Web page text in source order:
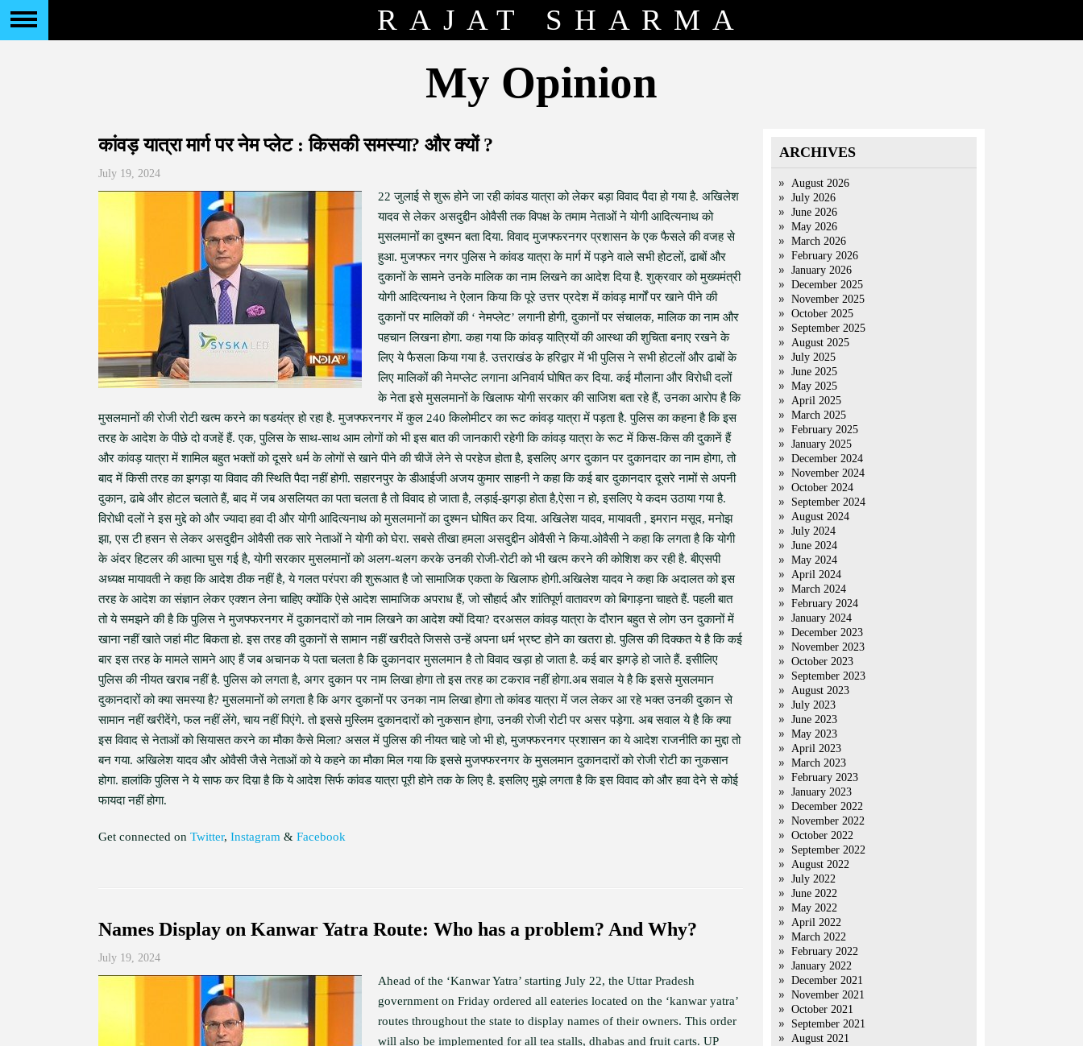
RAJAT SHARMA
My Opinion
कांवड़ यात्रा मार्ग पर नेम प्लेट : किसकी समस्या? और क्यों ?
July 19, 2024
22 जुलाई से शुरू होने जा रही कांवड यात्रा को लेकर बड़ा विवाद पैदा हो गया है. अखिलेश
यादव से लेकर असदुद्दीन ओवैसी तक विपक्ष के तमाम नेताओं ने योगी आदित्यनाथ को
मुसलमानों का दुश्मन बता दिया. विवाद मुजफ्फरनगर प्रशासन के एक फैसले की वजह से
हुआ. मुजफ्फर नगर पुलिस ने कांवड यात्रा के मार्ग में पड़ने वाले सभी होटलों, ढाबों और
दुकानों के सामने उनके मालिक का नाम लिखने का आदेश दिया है. शुक्रवार को मुख्यमंत्री
योगी आदित्यनाथ ने ऐलान किया कि पूरे उत्तर प्रदेश में कांवड़ मार्गों पर खाने पीने की
दुकानों पर मालिकों की ‘ नेमप्लेट’ लगानी होगी, दुकानों पर संचालक, मालिक का नाम और
पहचान लिखना होगा. कहा गया कि कांवड़ यात्रियों की आस्था की शुचिता बनाए रखने के
लिए ये फैसला किया गया है. उत्तराखंड के हरिद्वार में भी पुलिस ने सभी होटलों और ढाबों के
लिए मालिकों की नेमप्लेट लगाना अनिवार्य घोषित कर दिया. कई मौलाना और विरोधी दलों
के नेता इसे मुसलमानों के खिलाफ योगी सरकार की साजिश बता रहे हैं, उनका आरोप है कि
मुसलमानों की रोजी रोटी खत्म करने का षडयंत्र हो रहा है. मुजफ्फरनगर में कुल 240 किलोमीटर का रूट कांवड़ यात्रा में पड़ता है. पुलिस का कहना है कि इस
तरह के आदेश के पीछे दो वजहें हैं. एक, पुलिस के साथ-साथ आम लोगों को भी इस बात की जानकारी रहेगी कि कांवड़ यात्रा के रूट में किस-किस की दुकानें हैं
और कांवड़ यात्रा में शामिल बहुत भक्तों को दूसरे धर्म के लोगों से खाने पीने की चीजें लेने से परहेज होता है, इसलिए अगर दुकान पर दुकानदार का नाम होगा, तो
बाद में किसी तरह का झगड़ा या विवाद की स्थिति पैदा नहीं होगी. सहारनपुर के डीआईजी अजय कुमार साहनी ने कहा कि कई बार दुकानदार दूसरे नामों से अपनी
दुकान, ढाबे और होटल चलाते हैं, बाद में जब असलियत का पता चलता है तो विवाद हो जाता है, लड़ाई-झगड़ा होता है,ऐसा न हो, इसलिए ये कदम उठाया गया है.
विरोधी दलों ने इस मुद्दे को और ज्यादा हवा दी और योगी आदित्यनाथ को मुसलमानों का दुश्मन घोषित कर दिया. अखिलेश यादव, मायावती , इमरान मसूद, मनोझ
झा, एस टी हसन से लेकर असदुद्दीन ओवैसी तक सारे नेताओं ने योगी को घेरा. सबसे तीखा हमला असदुद्दीन ओवैसी ने किया.ओवैसी ने कहा कि लगता है कि योगी
के अंदर हिटलर की आत्मा घुस गई है, योगी सरकार मुसलमानों को अलग-थलग करके उनकी रोजी-रोटी को भी खत्म करने की कोशिश कर रही है. बीएसपी
अध्यक्ष मायावती ने कहा कि आदेश ठीक नहीं है, ये गलत परंपरा की शुरूआत है जो सामाजिक एकता के खिलाफ होगी.अखिलेश यादव ने कहा कि अदालत को इस
तरह के आदेश का संज्ञान लेकर एक्शन लेना चाहिए क्योंकि ऐसे आदेश सामाजिक अपराध हैं, जो सौहार्द और शांतिपूर्ण वातावरण को बिगाड़ना चाहते हैं. पहली बात
तो ये समझने की है कि पुलिस ने मुजफ्फरनगर में दुकानदारों को नाम लिखने का आदेश क्यों दिया? दरअसल कांवड़ यात्रा के दौरान बहुत से लोग उन दुकानों में
खाना नहीं खाते जहां मीट बिकता हो. इस तरह की दुकानों से सामान नहीं खरीदते जिससे उन्हें अपना धर्म भ्रष्ट होने का खतरा हो. पुलिस की दिक्कत ये है कि कई
बार इस तरह के मामले सामने आए हैं जब अचानक ये पता चलता है कि दुकानदार मुसलमान है तो विवाद खड़ा हो जाता है. कई बार झगड़े हो जाते हैं. इसीलिए
पुलिस की नीयत खराब नहीं है. पुलिस को लगता है, अगर दुकान पर नाम लिखा होगा तो इस तरह का टकराव नहीं होगा.अब सवाल ये है कि इससे मुसलमान
दुकानदारों को क्या समस्या है? मुसलमानों को लगता है कि अगर दुकानों पर उनका नाम लिखा होगा तो कांवड यात्रा में जल लेकर आ रहे भक्त उनकी दुकान से
सामान नहीं खरीदेंगे, फल नहीं लेंगे, चाय नहीं पिएंगे. तो इससे मुस्लिम दुकानदारों को नुकसान होगा, उनकी रोजी रोटी पर असर पड़ेगा. अब सवाल ये है कि क्या
इस विवाद से नेताओं को सियासत करने का मौका कैसे मिला? असल में पुलिस की नीयत चाहे जो भी हो, मुजफ्फरनगर प्रशासन का ये आदेश राजनीति का मुद्दा तो
बन गया. अखिलेश यादव और ओवैसी जैसे नेताओं को ये कहने का मौका मिल गया कि इससे मुजफ्फरनगर के मुसलमान दुकानदारों को रोजी रोटी का नुकसान
होगा. हालांकि पुलिस ने ये साफ कर दिय़ा है कि ये आदेश सिर्फ कांवड यात्रा पूरी होने तक के लिए है. इसलिए मुझे लगता है कि इस विवाद को और हवा देने से कोई
फायदा नहीं होगा.
Get connected on Twitter, Instagram & Facebook
Names Display on Kanwar Yatra Route: Who has a problem? And Why?
July 19, 2024
Ahead of the ‘Kanwar Yatra’ starting July 22, the Uttar Pradesh
government on Friday ordered all eateries located on the ‘kanwar yatra’
routes throughout the state to display names of their owners. This order
will also be implemented for all tea stalls, dhabas and fruit carts. UP
ARCHIVES
August 2026
July 2026
June 2026
May 2026
March 2026
February 2026
January 2026
December 2025
November 2025
October 2025
September 2025
August 2025
July 2025
June 2025
May 2025
April 2025
March 2025
February 2025
January 2025
December 2024
November 2024
October 2024
September 2024
August 2024
July 2024
June 2024
May 2024
April 2024
March 2024
February 2024
January 2024
December 2023
November 2023
October 2023
September 2023
August 2023
July 2023
June 2023
May 2023
April 2023
March 2023
February 2023
January 2023
December 2022
November 2022
October 2022
September 2022
August 2022
July 2022
June 2022
May 2022
April 2022
March 2022
February 2022
January 2022
December 2021
November 2021
October 2021
September 2021
August 2021